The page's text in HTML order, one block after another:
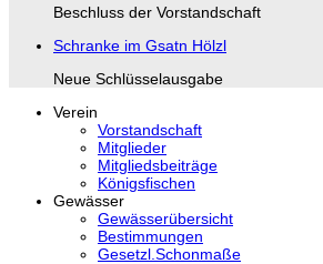
Beschluss der Vorstandschaft
Schranke im Gsatn Hölzl
Neue Schlüsselausgabe
Verein
Vorstandschaft
Mitglieder
Mitgliedsbeiträge
Königsfischen
Gewässer
Gewässerübersicht
Bestimmungen
Gesetzl.Schonmaße